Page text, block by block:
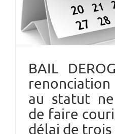
BAIL
au statut
de faire
délai de trois